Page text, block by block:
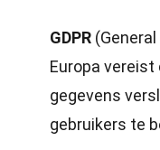
GDPR
Europa vereist
gegevens
gebruikers te